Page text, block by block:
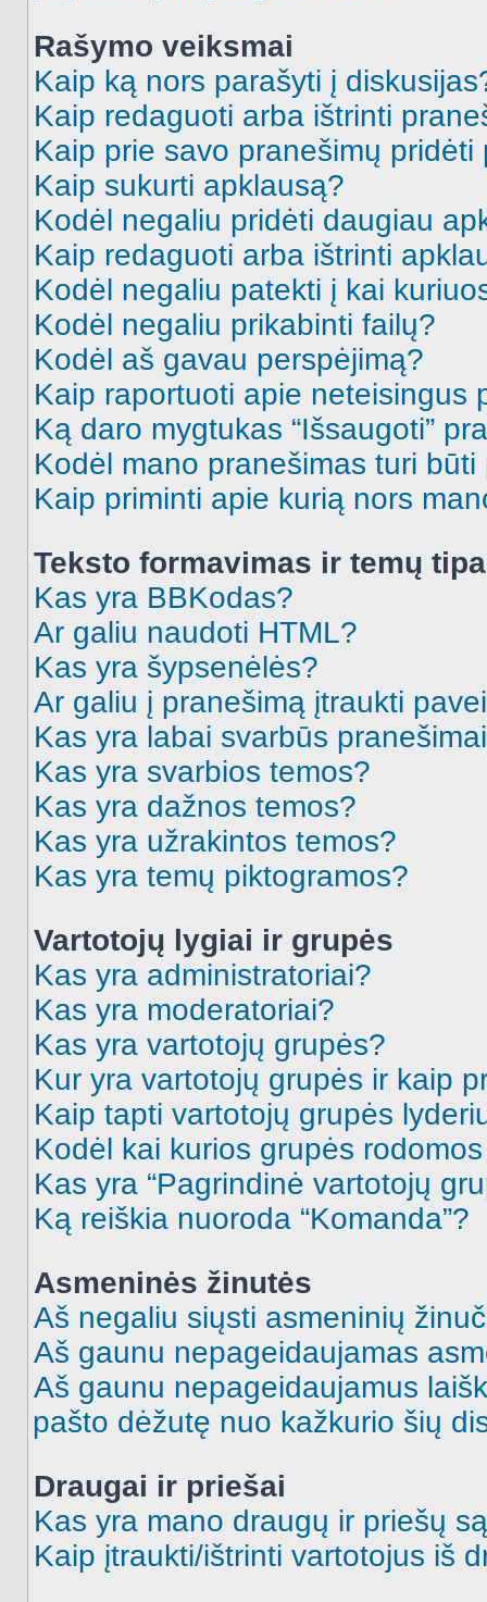
Rašymo veiksmai
Kaip ką nors parašyti į
Kaip redaguoti arba ištrinti
Kaip prie savo pranešimų pridėti
Kaip sukurti apklausą?
Kodėl negaliu pridėti daugiau
Kaip redaguoti arba ištrinti
Kodėl negaliu patekti į kai
Kodėl negaliu prikabinti failų?
Kodėl aš gavau perspėjimą?
Kaip raportuoti apie neteisingus
Ką daro mygtukas “Išsaugoti”
Kodėl mano pranešimas turi būti
Kaip priminti apie kurią nors
Teksto formavimas ir temų
Kas yra BBKodas?
Ar galiu naudoti HTML?
Kas yra šypsenėlės?
Ar galiu į pranešimą įtraukti
Kas yra labai svarbūs
Kas yra svarbios temos?
Kas yra dažnos temos?
Kas yra užrakintos temos?
Kas yra temų piktogramos?
Vartotojų lygiai ir grupės
Kas yra administratoriai?
Kas yra moderatoriai?
Kas yra vartotojų grupės?
Kur yra vartotojų grupės ir kaip
Kaip tapti vartotojų grupės
Kodėl kai kurios grupės
Kas yra “Pagrindinė vartotojų
Ką reiškia nuoroda “Komanda”?
Asmeninės žinutės
Aš negaliu siųsti asmeninių
Aš gaunu nepageidaujamas
Aš gaunu nepageidaujamus
pašto dėžutę nuo kažkurio šių
Draugai ir priešai
Kas yra mano draugų ir priešų
Kaip įtraukti/ištrinti vartotojus iš